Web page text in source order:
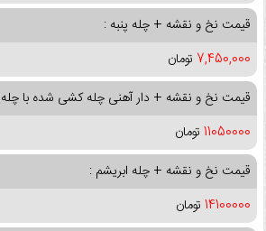
قیمت نخ و نقشه + چله پنبه :
7,450,000 تومان
قیمت نخ و نقشه + دار آهنی چله کشی شده با چله
11050000 تومان
قیمت نخ و نقشه + چله ابریشم :
14100000 تومان